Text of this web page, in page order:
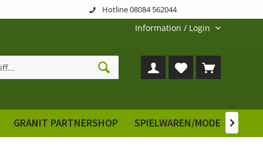
Hotline 08084 562044
Information / Login
GRANIT PARTNERSHOP SPIELWAREN/MODELLE
